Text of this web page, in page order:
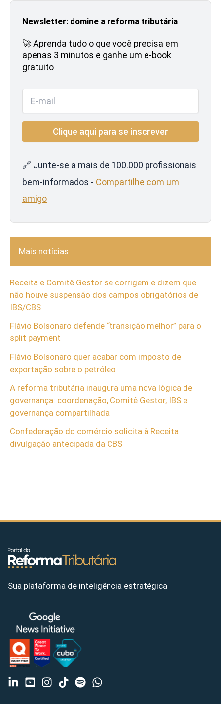
Newsletter: domine a reforma tributária
🚀 Aprenda tudo o que você precisa em
apenas 3 minutos e ganhe um e-book
gratuito
🔗 Junte-se a mais de 100.000 profissionais
bem-informados - Compartilhe com um
amigo
Mais notícias
Receita e Comitê Gestor se corrigem e dizem que
não houve suspensão dos campos obrigatórios de
IBS/CBS
Flávio Bolsonaro defende “transição melhor” para o
split payment
Flávio Bolsonaro quer acabar com imposto de
exportação sobre o petróleo
A reforma tributária inaugura uma nova lógica de
governança: coordenação, Comitê Gestor, IBS e
governança compartilhada
Confederação do comércio solicita à Receita
divulgação antecipada da CBS
Sua plataforma de inteligência estratégica